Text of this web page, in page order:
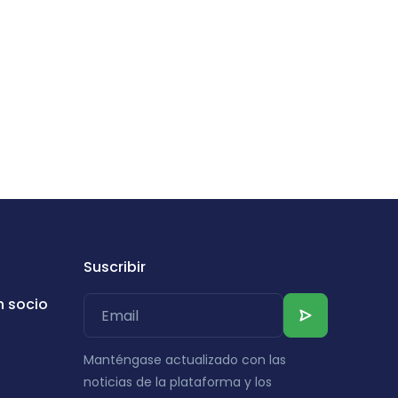
socio
Suscribir
Manténgase actualizado con las
noticias de la plataforma y los